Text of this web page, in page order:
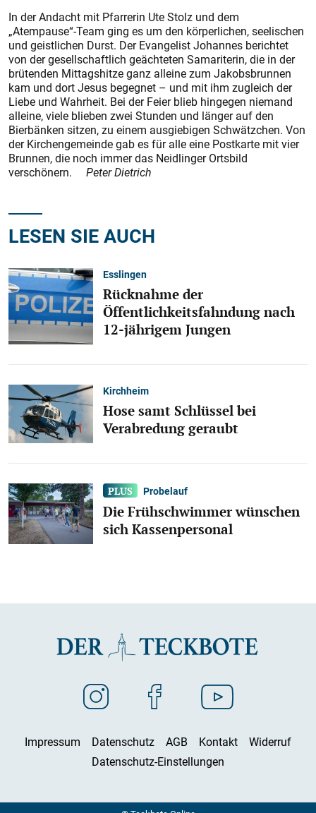
In der Andacht mit Pfarrerin Ute Stolz und dem
„Atempause“-Team ging es um den körperlichen, seelischen
und geistlichen Durst. Der Evangelist Johannes berichtet
von der gesellschaftlich geächteten Samariterin, die in der
brütenden Mittagshitze ganz alleine zum Jakobsbrunnen
kam und dort Jesus begegnet – und mit ihm zugleich der
Liebe und Wahrheit. Bei der Feier blieb hingegen niemand
alleine, viele blieben zwei Stunden und länger auf den
Bierbänken sitzen, zu einem ausgiebigen Schwätzchen. Von
der Kirchengemeinde gab es für alle eine Postkarte mit vier
Brunnen, die noch immer das Neidlinger Ortsbild
verschönern. Peter Dietrich
LESEN SIE AUCH
Esslingen
Rücknahme der
Öffentlichkeitsfahndung nach
12-jährigem Jungen
Kirchheim
Hose samt Schlüssel bei
Verabredung geraubt
Probelauf
Die Frühschwimmer wünschen
sich Kassenpersonal
Impressum Datenschutz AGB Kontakt
Widerruf
Datenschutz-Einstellungen